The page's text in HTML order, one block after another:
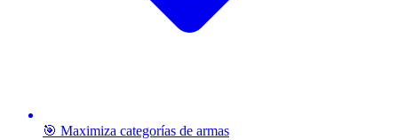
🎯 Maximiza categorías de armas